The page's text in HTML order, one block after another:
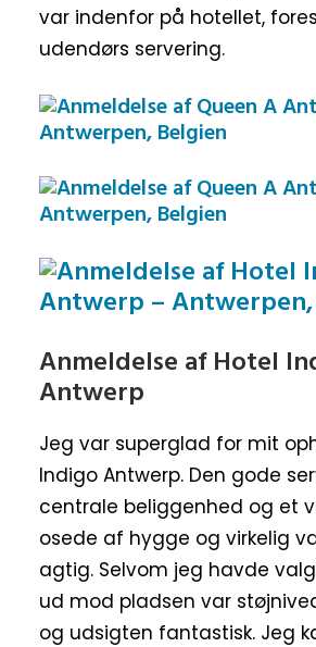
var indenfor på hotellet,
udendørs servering.
Anmeldelse af Hotel
Antwerp
Jeg var superglad for mit
Indigo Antwerp. Den gode
centrale beliggenhed og et
osede af hygge og virkelig
agtig. Selvom jeg havde
ud mod pladsen var
og udsigten fantastisk. Jeg